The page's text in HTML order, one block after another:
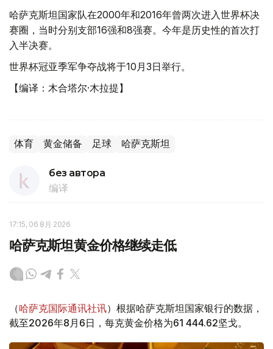
哈萨克斯坦国家队在2000年和2016年曾两次进入世界杯决
赛圈，当时分别支部16强和8强赛。今年是历史性的首次打
入半决赛。
世界杯冠亚季军争夺战将于10月3日举行。
【编译：木合塔尔·木拉提】
体育 黄金储备 足球 哈萨克斯坦
без автора
编译
17:15, 06 8月 2026
哈萨克斯坦黄金价格继续走低
（哈萨克国际通讯社讯）根据哈萨克斯坦国家银行的数据，
截至2026年8月6日，每克黄金价格为61 444.62坚戈。